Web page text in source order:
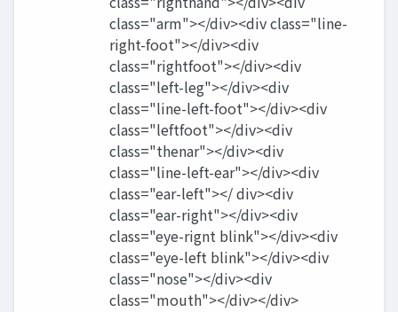
class="arm"></div><div class="line-
right-foot"></div><div
class="rightfoot"></div><div
class="left-leg"></div><div
class="line-left-foot"></div><div
class="leftfoot"></div><div
class="thenar"></div><div
class="line-left-ear"></div><div
class="ear-left"></ div><div
class="ear-right"></div><div
class="eye-rignt blink"></div><div
class="eye-left blink"></div><div
class="nose"></div><div
class="mouth"></div></div>